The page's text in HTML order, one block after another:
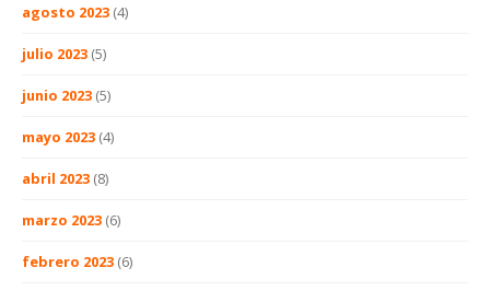
agosto 2023 (4)
julio 2023 (5)
junio 2023 (5)
mayo 2023 (4)
abril 2023 (8)
marzo 2023 (6)
febrero 2023 (6)